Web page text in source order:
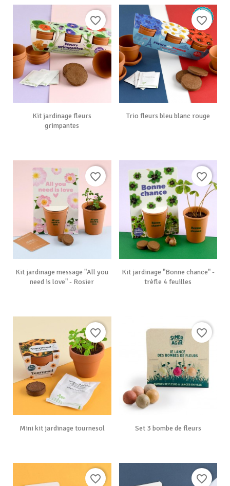
Kit jardinage fleurs
grimpantes
favorite_border
Trio fleurs bleu blanc rouge
favorite_border
Kit jardinage message "All you
need is love" - Rosier
favorite_border
Kit jardinage "Bonne chance" -
trèfle 4 feuilles
favorite_border
Mini kit jardinage tournesol
favorite_border
Set 3 bombe de fleurs
favorite_border
favorite_border favorite_border